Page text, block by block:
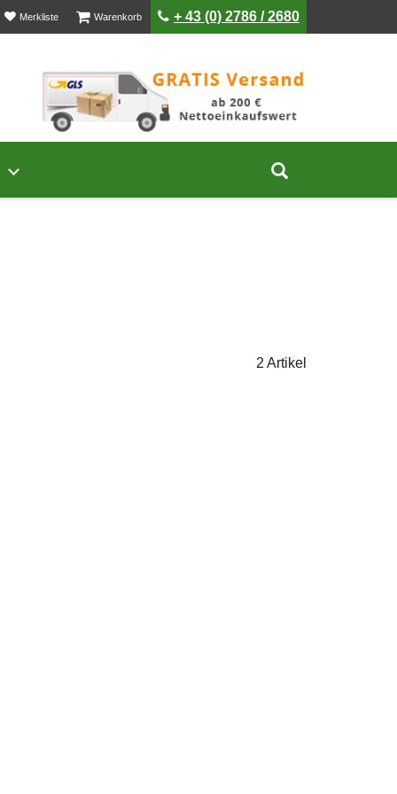
Merklisteist leer Warenkorbist leer+ 43 (0) 2786 / 2680
Untermenü von Unternehmen öffnen
2 Artikel